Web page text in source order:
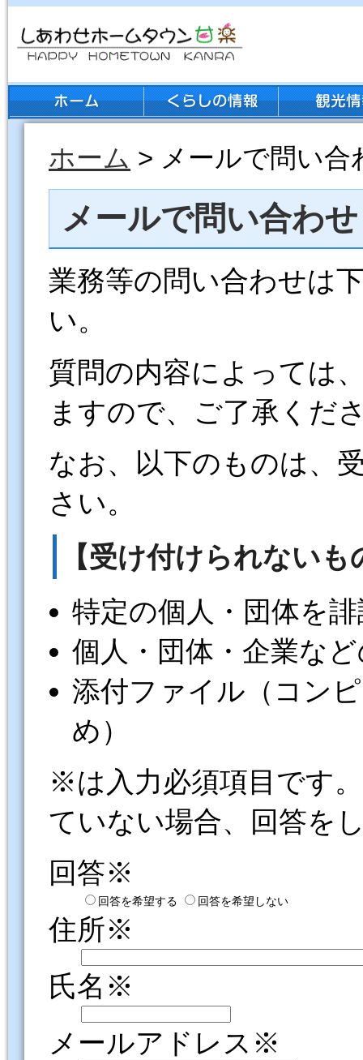
ホーム > メールで問い合
メールで問い合わせ
業務等の問い合わせは
い。
質問の内容によっては
ますので、ご了承くだ
なお、以下のものは、
さい。
【受け付けられないも
特定の個人・団体を
個人・団体・企業な
添付ファイル（コン
め）
※は入力必須項目です
ていない場合、回答を
回答※
回答を希望する 回答を希望しない
住所※
氏名※
メールアドレス※